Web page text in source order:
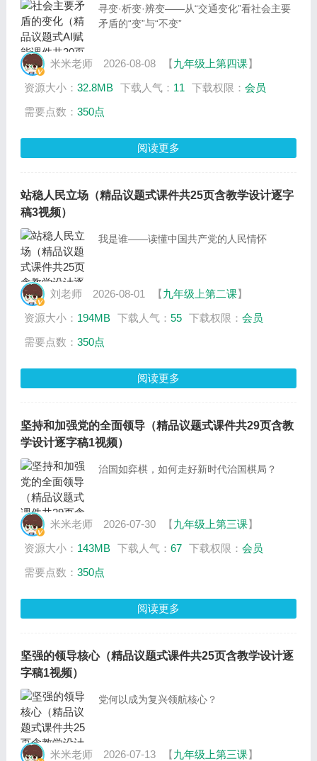
寻变·析变·辨变——从“交通变化”看社会主要
矛盾的“变”与“不变”
米米老师 2026-08-08 【九年级上第四课】
资源大小： 32.8MB 下载人气： 11 下载权限： 会员
需要点数： 350点
阅读更多
站稳人民立场（精品议题式课件共25页含教学设计逐字
稿3视频）
我是谁——读懂中国共产党的人民情怀
刘老师 2026-08-01 【九年级上第二课】
资源大小： 194MB 下载人气： 55 下载权限： 会员
需要点数： 350点
阅读更多
坚持和加强党的全面领导（精品议题式课件共29页含教
学设计逐字稿1视频）
治国如弈棋，如何走好新时代治国棋局？
米米老师 2026-07-30 【九年级上第三课】
资源大小： 143MB 下载人气： 67 下载权限： 会员
需要点数： 350点
阅读更多
坚强的领导核心（精品议题式课件共25页含教学设计逐
字稿1视频）
党何以成为复兴领航核心？
米米老师 2026-07-13 【九年级上第三课】